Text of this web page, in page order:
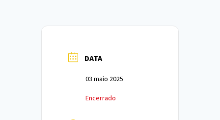
DATA
03 maio 2025
Encerrado